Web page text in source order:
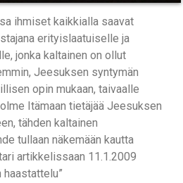
ihmiset kaikkialla saavat
erityislaatuiselle ja
jonka kaltainen on ollut
Jeesuksen syntymän
opin mukaan, taivaalle
Itämaan tietäjää Jeesuksen
tähden kaltainen
tullaan näkemään kautta
artikkelissaan 11.1.2009
haastattelu”